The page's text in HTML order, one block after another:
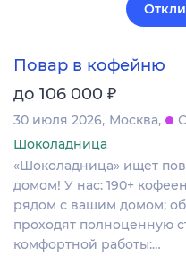
Повар в кофейню
до 106 000 ₽
30 июля 2026 Москва
Шоколадница
«Шоколадница» ищет
домом! У нас: 190+
рядом с вашим домом;
проходят полноценную
комфортной работы:…